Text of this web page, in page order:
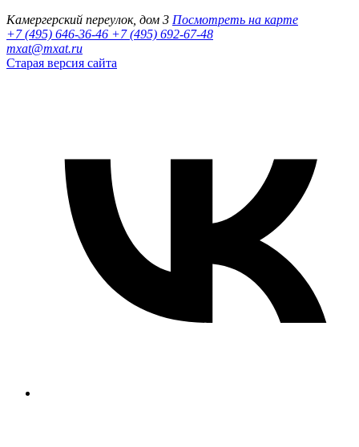
Камергерский переулок, дом 3 Посмотреть на карте
+7 (495) 646-36-46 +7 (495) 692-67-48‬
mxat@mxat.ru
Старая версия сайта